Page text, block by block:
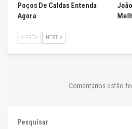
Poços De Caldas Entenda
Agora
PREV NEXT
Comentários estão
Pesquisar